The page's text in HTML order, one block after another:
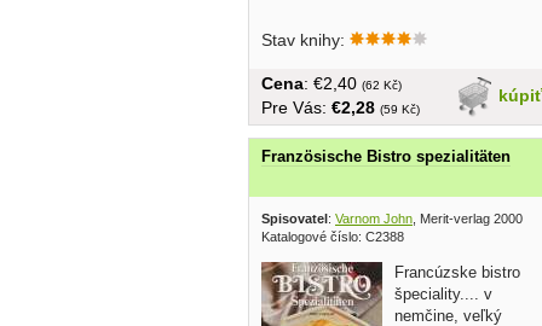
Stav knihy:
kúpiť
Cena: €2,40 (62 Kč)
Pre Vás: €2,28 (59 Kč)
Französische Bistro spezialitäten
Spisovatel: Varnom John , Merit-verlag 2000
Katalogové číslo: C2388
Francúzske bistro
špeciality.... v
nemčine, veľký